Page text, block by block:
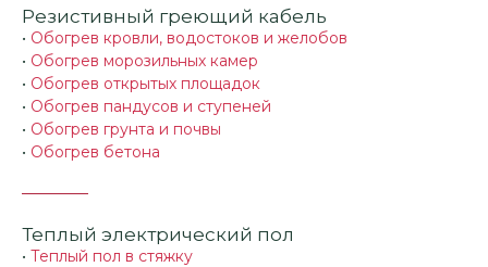
Резистивный греющий кабель
• Обогрев кровли, водостоков и желобов
• Обогрев морозильных камер
• Обогрев открытых площадок
• Обогрев пандусов и ступеней
• Обогрев грунта и почвы
• Обогрев бетона
Теплый электрический пол
• Теплый пол в стяжку